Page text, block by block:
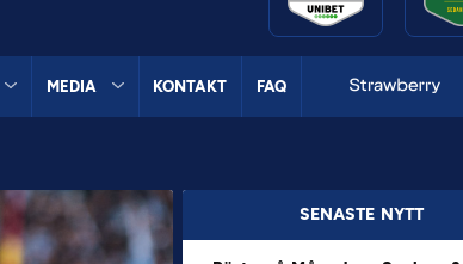
MEDIA KONTAKT FAQ
SENASTE NYTT